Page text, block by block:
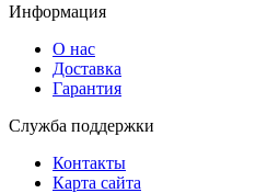
Информация
О нас
Доставка
Гарантия
Служба поддержки
Контакты
Карта сайта